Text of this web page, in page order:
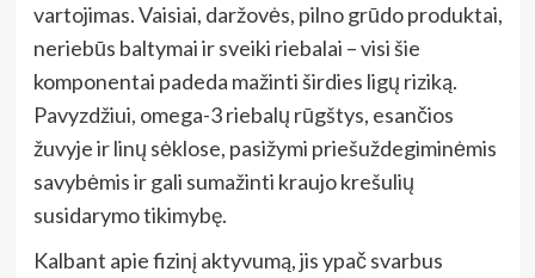
vartojimas. Vaisiai, daržovės, pilno grūdo produktai,
neriebūs baltymai ir sveiki riebalai – visi šie
komponentai padeda mažinti širdies ligų riziką.
Pavyzdžiui, omega-3 riebalų rūgštys, esančios
žuvyje ir linų sėklose, pasižymi priešuždegiminėmis
savybėmis ir gali sumažinti kraujo krešulių
susidarymo tikimybę.
Kalbant apie fizinį aktyvumą, jis ypač svarbus